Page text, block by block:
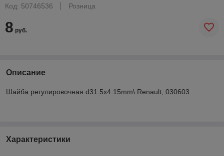
Код: 50746536
Розница
8 руб.
Описание
Шайба регулировочная d31.5x4.15mm\ Renault, 030603
Характеристики